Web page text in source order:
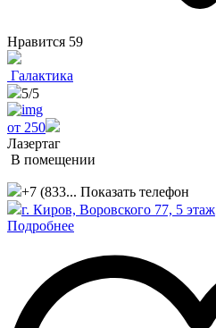
Нравится 59
Галактика
5/5
от 250
Лазертаг
В помещении
+7 (833... Показать телефон
г. Киров, Воровского 77, 5 этаж
Подробнее